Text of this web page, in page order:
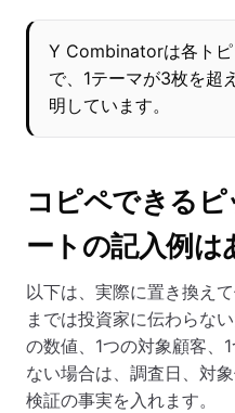
Y Combinatorは各トピ
で、1テーマが3枚を超
明しています。
コピペできる
ートの記入例は
以下は、実際に置き換え
までは投資家に伝わらな
の数値、1つの対象顧客、
ない場合は、調査日、対
検証の事実を入れます。